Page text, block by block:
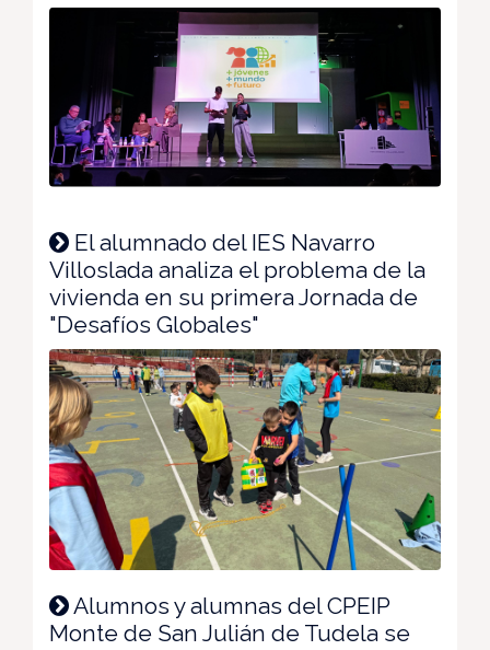
El alumnado del IES Navarro
Villoslada analiza el problema de la
vivienda en su primera Jornada de
"Desafíos Globales"
Alumnos y alumnas del CPEIP
Monte de San Julián de Tudela se